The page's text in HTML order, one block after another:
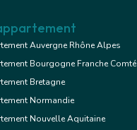
Auvergne Rhône Alpes
Bourgogne Franche Comté
Bretagne
Normandie
Nouvelle Aquitaine